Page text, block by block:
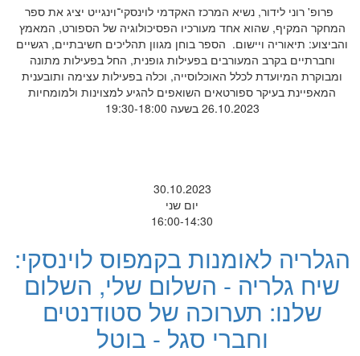
פרופ' רוני לידור, נשיא המרכז האקדמי לוינסקי־וינגייט יציג את ספר
המחקר המקיף, שהוא אחד מעורכיו הפסיכולוגיה של הספורט, המאמץ
והביצוע: תיאוריה ויישום. הספר בוחן מגוון תהליכים חשיבתיים, רגשיים
וחברתיים בקרב המעורבים בפעילות גופנית, החל בפעילות מתונה
ומבוקרת המיועדת לכלל האוכלוסייה, וכלה בפעילות עצימה ותובענית
המאפיינת בעיקר ספורטאים השואפים להגיע למצוינות ולמומחיות
26.10.2023 בשעה 19:30-18:00
30.10.2023
יום שני
16:00-14:30
הגלריה לאומנות בקמפוס לוינסקי:
שיח גלריה - השלום שלי, השלום
שלנו: תערוכה של סטודנטים
וחברי סגל - בוטל